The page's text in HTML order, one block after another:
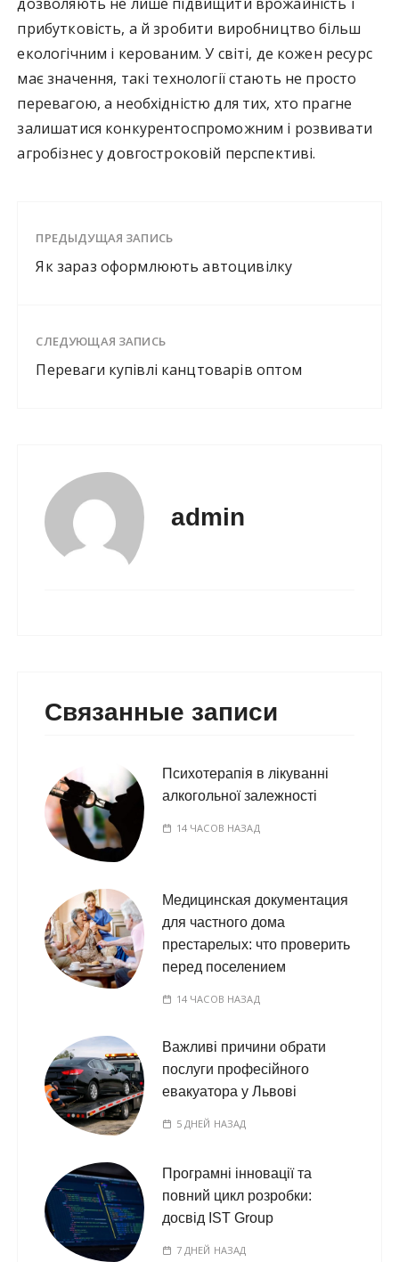
прибутковість, а й зробити виробництво більш
екологічним і керованим. У світі, де кожен ресурс
має значення, такі технології стають не просто
перевагою, а необхідністю для тих, хто прагне
залишатися конкурентоспроможним і розвивати
агробізнес у довгостроковій перспективі.
ПРЕДЫДУЩАЯ ЗАПИСЬ
Як зараз оформлюють автоцивілку
СЛЕДУЮЩАЯ ЗАПИСЬ
Переваги купівлі канцтоварів оптом
admin
Связанные записи
Психотерапія в лікуванні
алкогольної залежності
14 ЧАСОВ НАЗАД
Медицинская документация
для частного дома
престарелых: что проверить
перед поселением
14 ЧАСОВ НАЗАД
Важливі причини обрати
послуги професійного
евакуатора у Львові
5 ДНЕЙ НАЗАД
Програмні інновації та
повний цикл розробки:
досвід IST Group
7 ДНЕЙ НАЗАД